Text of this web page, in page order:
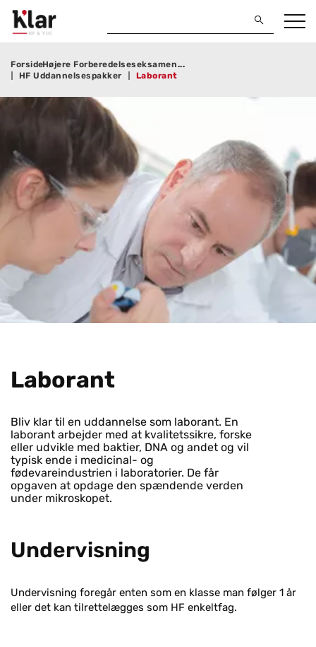
ForsideHøjere Forberedelseseksamen
HF Uddannelsespakker
Laborant
La­bo­r­ant
Bliv klar til en uddannelse som laborant. En
laborant arbejder med at kvalitetssikre, forske
eller udvikle med baktier, DNA og andet og vil
typisk ende i medicinal- og
fødevareindustrien i laboratorier. De får
opgaven at opdage den spændende verden
under mikroskopet.
Undervisning
Undervisning foregår enten som en klasse man følger 1 år
eller det kan tilrettelægges som HF enkeltfag.